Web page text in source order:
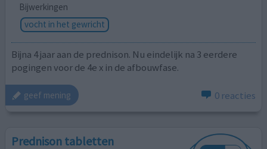
Bijwerkingen
vocht in het gewricht
Bijna 4 jaar aan de prednison. Nu eindelijk na 3 eerdere
pogingen voor de 4e x in de afbouwfase.
geef mening 0 reacties
Prednison tabletten